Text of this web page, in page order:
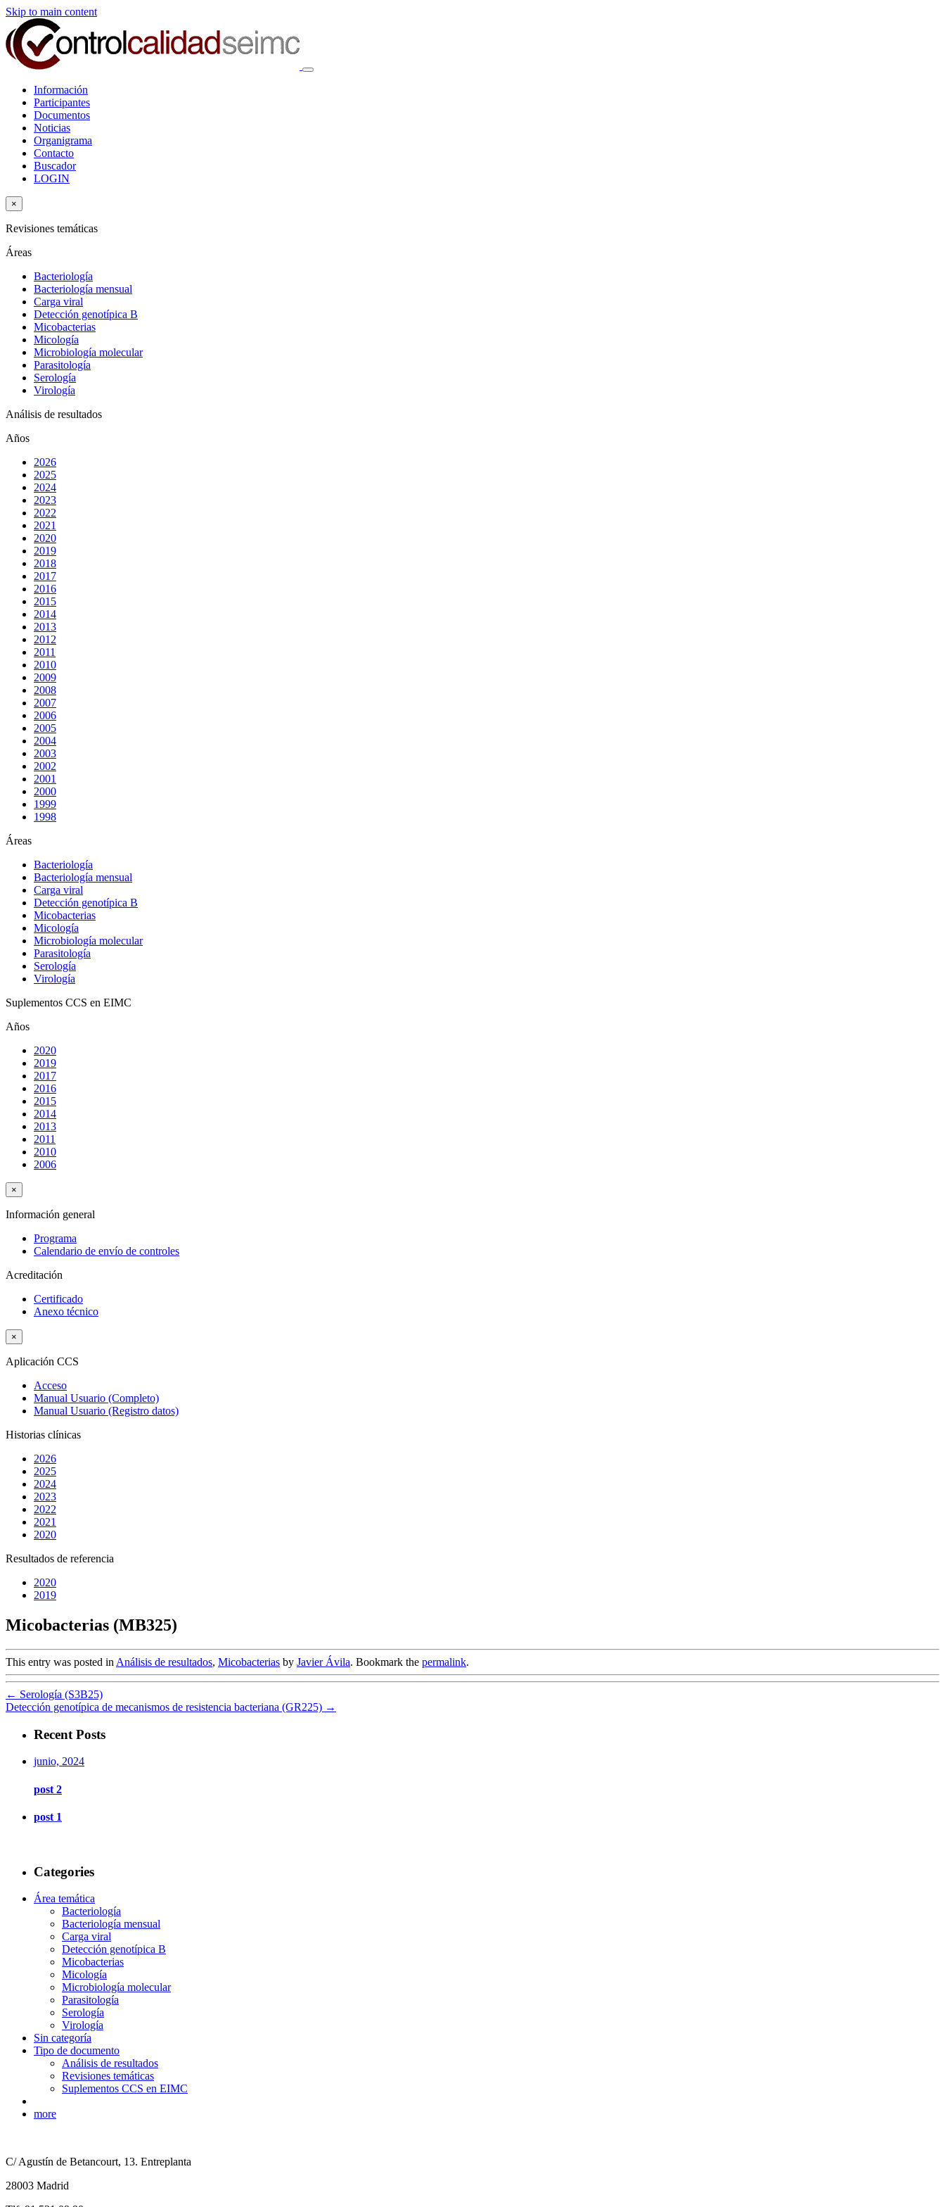
Skip to main content
Información
Participantes
Documentos
Noticias
Organigrama
Contacto
Buscador
LOGIN
×
Revisiones temáticas
Áreas
Bacteriología
Bacteriología mensual
Carga viral
Detección genotípica B
Micobacterias
Micología
Microbiología molecular
Parasitología
Serología
Virología
Análisis de resultados
Años
2026
2025
2024
2023
2022
2021
2020
2019
2018
2017
2016
2015
2014
2013
2012
2011
2010
2009
2008
2007
2006
2005
2004
2003
2002
2001
2000
1999
1998
Áreas
Bacteriología
Bacteriología mensual
Carga viral
Detección genotípica B
Micobacterias
Micología
Microbiología molecular
Parasitología
Serología
Virología
Suplementos CCS en EIMC
Años
2020
2019
2017
2016
2015
2014
2013
2011
2010
2006
×
Información general
Programa
Calendario de envío de controles
Acreditación
Certificado
Anexo técnico
×
Aplicación CCS
Acceso
Manual Usuario (Completo)
Manual Usuario (Registro datos)
Historias clínicas
2026
2025
2024
2023
2022
2021
2020
Resultados de referencia
2020
2019
Micobacterias (MB325)
This entry was posted in Análisis de resultados, Micobacterias by Javier Ávila. Bookmark the permalink.
← Serología (S3B25)
Detección genotípica de mecanismos de resistencia bacteriana (GR225) →
Recent Posts
junio, 2024
post 2
post 1
Categories
Área temática
Bacteriología
Bacteriología mensual
Carga viral
Detección genotípica B
Micobacterias
Micología
Microbiología molecular
Parasitología
Serología
Virología
Sin categoría
Tipo de documento
Análisis de resultados
Revisiones temáticas
Suplementos CCS en EIMC
more
C/ Agustín de Betancourt, 13. Entreplanta
28003 Madrid